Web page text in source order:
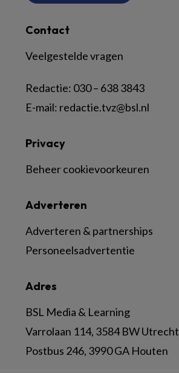
Contact
Veelgestelde vragen
Redactie: 030 – 638 3843
E-mail: redactie.tvz@bsl.nl
Adres
BSL Media & Learning
Varrolaan 114, 3584 BW Utrecht
Postbus 246, 3990 GA Houten
Adverteren
Adverteren & partnerships
Personeelsadvertentie
Privacy
Beheer cookievoorkeuren